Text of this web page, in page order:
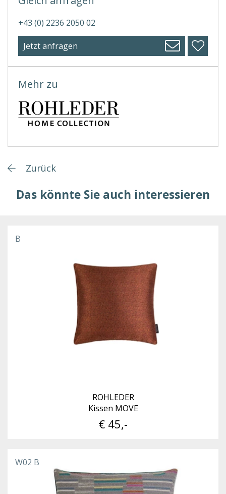
Mehr zu
+43 (0) 2236 2050 02
Jetzt anfragen
Zurück
Das könnte Sie auch interessieren
B
ROHLEDER
Kissen MOVE
€ 45,-
W02 B